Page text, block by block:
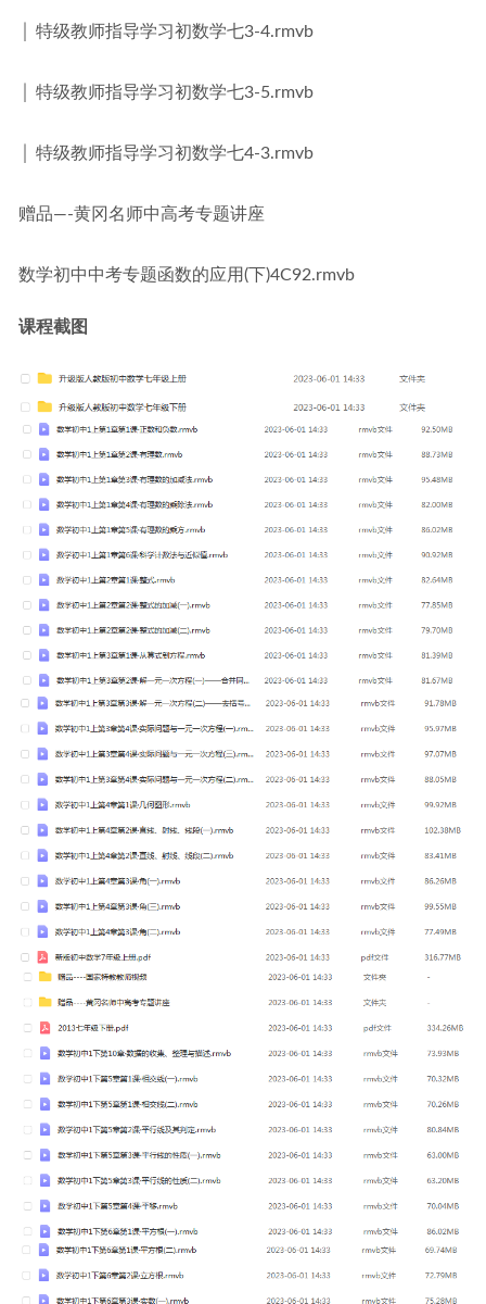
│ 特级教师指导学习初数学七3-4.rmvb
│ 特级教师指导学习初数学七3-5.rmvb
│ 特级教师指导学习初数学七4-3.rmvb
赠品—-黄冈名师中高考专题讲座
数学初中中考专题函数的应用(下)4C92.rmvb
课程截图